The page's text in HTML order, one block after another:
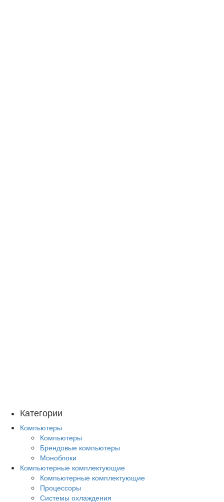
Категории
Компьютеры
Компьютеры
Брендовые компьютеры
Моноблоки
Компьютерные комплектующие
Компьютерные комплектующие
Процессоры
Системы охлаждения